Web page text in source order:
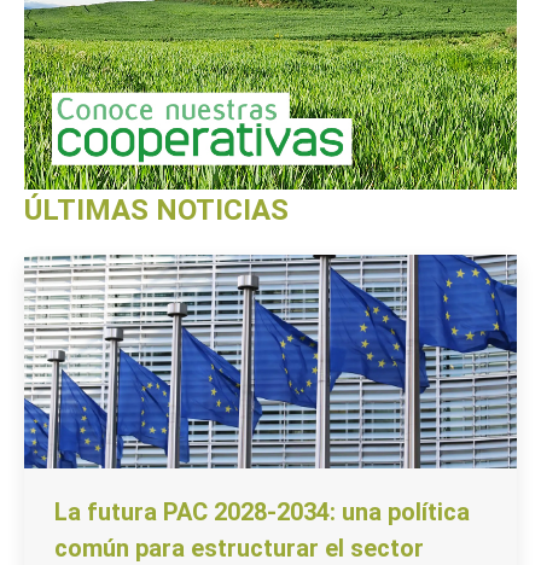
ÚLTIMAS NOTICIAS
La futura PAC 2028-2034: una política
común para estructurar el sector